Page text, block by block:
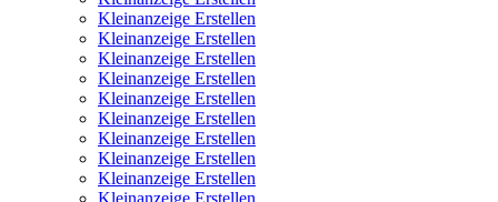
Kleinanzeige Erstellen
Kleinanzeige Erstellen
Kleinanzeige Erstellen
Kleinanzeige Erstellen
Kleinanzeige Erstellen
Kleinanzeige Erstellen
Kleinanzeige Erstellen
Kleinanzeige Erstellen
Kleinanzeige Erstellen
Kleinanzeige Erstellen